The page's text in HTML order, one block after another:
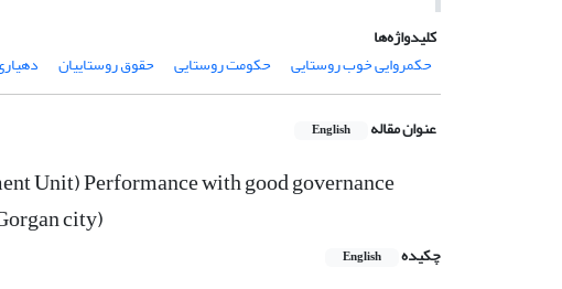
کلیدواژه‌ها
حکمروایی خوب روستایی
حکومت روستایی حقوق روستاییان
عنوان مقاله English
Unit) Performance with good governance
city)
چکیده English